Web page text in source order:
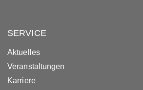
SERVICE
Aktuelles
Veranstaltungen
Karriere